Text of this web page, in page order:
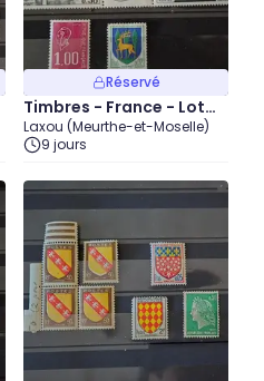
Réservé
Timbres - France - Lot
(3) - Neuf (28 juillet)
Laxou (Meurthe-et-Moselle)
9 jours